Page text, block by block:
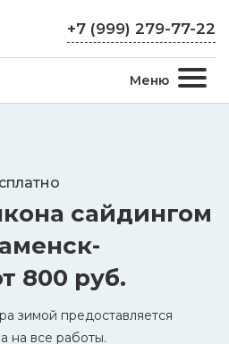
+7 (999) 279-77-22
Меню
сайдингом
800 руб.
зимой предоставляется
на все работы.